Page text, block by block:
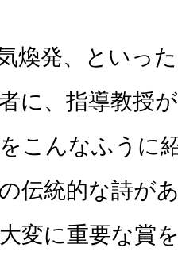
煥発、といっ
に、指導教授
こんなふうに
伝統的な詩が
変に重要な賞